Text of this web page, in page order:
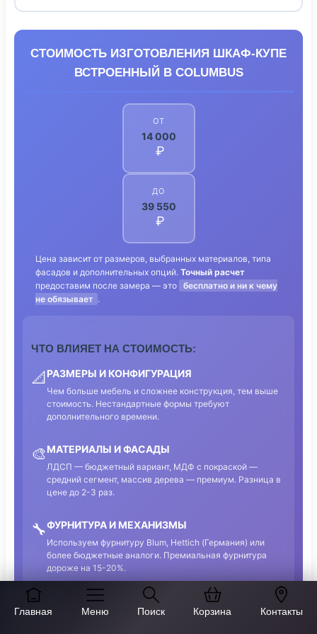
Главная Меню Поиск Корзина Контакты
СТОИМОСТЬ ИЗГОТОВЛЕНИЯ ШКАФ-КУПЕ
ВСТРОЕННЫЙ В COLUMBUS
ОТ
14 000
₽
ДО
39 550
₽
Цена зависит от размеров, выбранных материалов, типа
фасадов и дополнительных опций. Точный расчет
предоставим после замера — это бесплатно и ни к чему
не обязывает .
ЧТО ВЛИЯЕТ НА СТОИМОСТЬ:
📐 РАЗМЕРЫ И КОНФИГУРАЦИЯ
Чем больше мебель и сложнее конструкция, тем выше
стоимость. Нестандартные формы требуют
дополнительного времени.
🎨МАТЕРИАЛЫ И ФАСАДЫ
ЛДСП — бюджетный вариант, МДФ с покраской —
средний сегмент, массив дерева — премиум. Разница в
цене до 2-3 раз.
🔧ФУРНИТУРА И МЕХАНИЗМЫ
Используем фурнитуру Blum, Hettich (Германия) или
более бюджетные аналоги. Премиальная фурнитура
дороже на 15-20%.
✨ ДОПОЛНИТЕЛЬНЫЕ ОПЦИИ
Подсветка, стеклянные элементы, зеркала, встроенная